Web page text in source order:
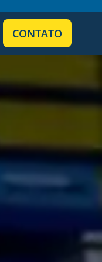
CONTATO